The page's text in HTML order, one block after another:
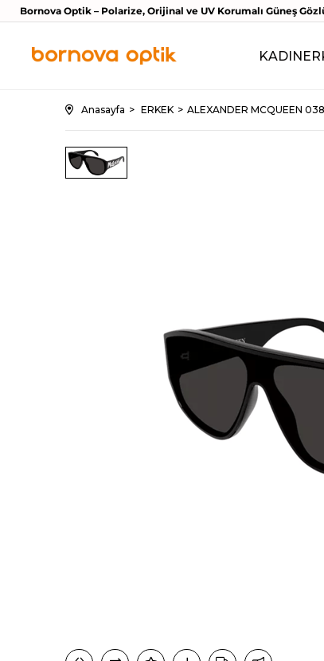
Bornova Optik – Polarize, Orijinal ve UV Korumalı Güneş
KADIN
Anasayfa ERKEK ALEXANDER MCQUEEN